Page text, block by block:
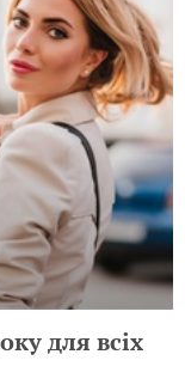
для всіх